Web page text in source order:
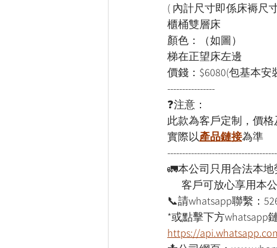
( 內計尺寸即係床褥尺寸
櫃桶雙層床
顏色：（如圖）
梯在正望床左邊
價錢：$6080(包基本安
----------------
❓注意：
此款為客戶定制，價格
實際以產品鏈接為準
-------------------------------------
🚛本公司只用合法本
客戶可放心享用本公
📞請whatsapp聯繫：
*或點擊下方whatsapp
https://